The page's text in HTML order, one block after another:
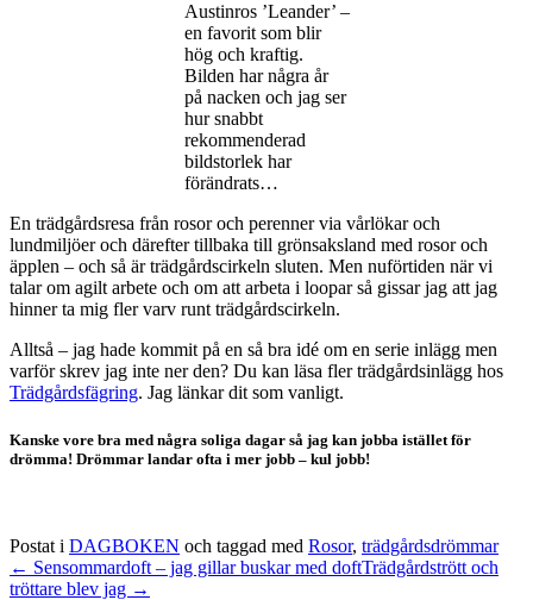
Austinros ’Leander’ –
en favorit som blir
hög och kraftig.
Bilden har några år
på nacken och jag ser
hur snabbt
rekommenderad
bildstorlek har
förändrats…
En trädgårdsresa från rosor och perenner via vårlökar och
lundmiljöer och därefter tillbaka till grönsaksland med rosor och
äpplen – och så är trädgårdscirkeln sluten. Men nuförtiden när vi
talar om agilt arbete och om att arbeta i loopar så gissar jag att jag
hinner ta mig fler varv runt trädgårdscirkeln.
Alltså – jag hade kommit på en så bra idé om en serie inlägg men
varför skrev jag inte ner den? Du kan läsa fler trädgårdsinlägg hos
Trädgårdsfägring. Jag länkar dit som vanligt.
Kanske vore bra med några soliga dagar så jag kan jobba istället för
drömma! Drömmar landar ofta i mer jobb – kul jobb!
Postat i DAGBOKEN och taggad med Rosor, trädgårdsdrömmar
← Sensommardoft – jag gillar buskar med doftTrädgårdstrött och
tröttare blev jag →